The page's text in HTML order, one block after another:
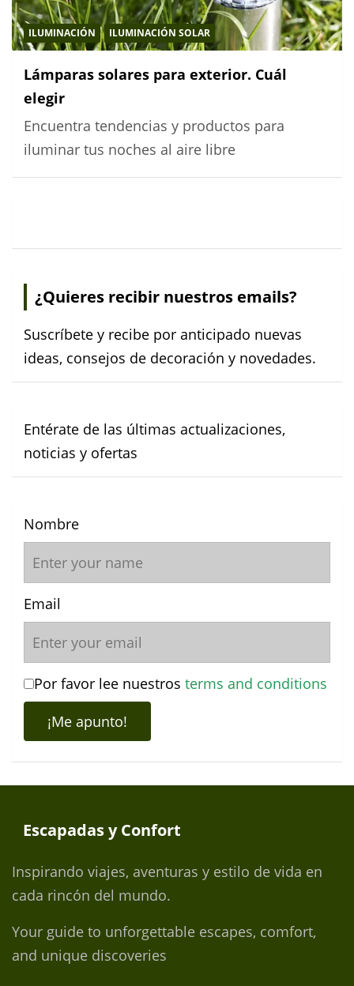
ILUMINACIÓN ILUMINACIÓN SOLAR
Lámparas solares para exterior. Cuál
elegir
Encuentra tendencias y productos para
iluminar tus noches al aire libre
¿Quieres recibir nuestros emails?
Suscríbete y recibe por anticipado nuevas
ideas, consejos de decoración y novedades.
Entérate de las últimas actualizaciones,
noticias y ofertas
Nombre
Email
Por favor lee nuestros terms and conditions
Escapadas y Confort
Inspirando viajes, aventuras y estilo de vida en
cada rincón del mundo.
Your guide to unforgettable escapes, comfort,
and unique discoveries